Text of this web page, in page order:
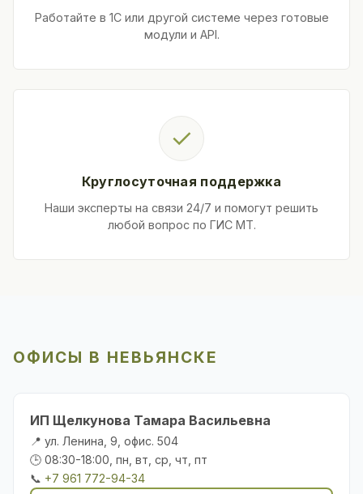
Работайте в 1С или другой системе через готовые
модули и API.
✓
Круглосуточная поддержка
Наши эксперты на связи 24/7 и помогут решить
любой вопрос по ГИС МТ.
ОФИСЫ В НЕВЬЯНСКЕ
ИП Щелкунова Тамара Васильевна
📍 ул. Ленина, 9, офис. 504
🕒 08:30-18:00, пн, вт, ср, чт, пт
📞 +7 961 772-94-34